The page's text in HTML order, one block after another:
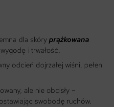
dla skóryprążkowana
i trwałość.
odcień dojrzałej wiśni, pełen
ale nie obcisły –
swobodę ruchów.